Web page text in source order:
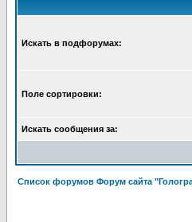
Искать в подфорумах:
Поле сортировки:
Искать сообщения за:
Список форумов Форум сайта